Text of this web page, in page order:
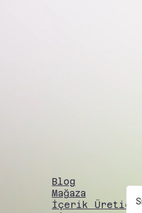
Blog
Mağaza
İçerik